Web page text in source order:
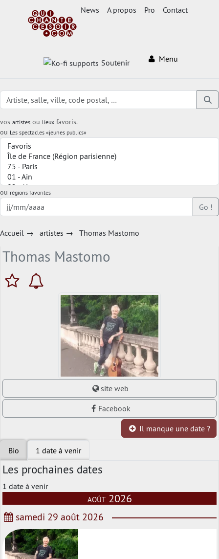
News A propos Pro Contact
Soutenir Menu
vos artistes ou lieux favoris.
ou Les spectacles «jeunes publics»
ou régions favorites
Go !
Accueil → artistes → Thomas Mastomo
Thomas Mastomo
site web
Facebook
Il manque une date ?
Bio 1 date à venir
Les prochaines dates
1 date à venir
août 2026
samedi 29 août 2026